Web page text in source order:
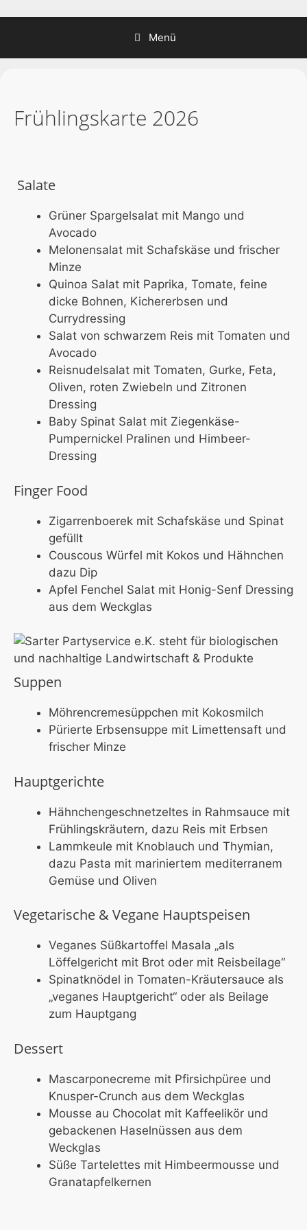
Menü
Frühlingskarte 2026
Salate
Grüner Spargelsalat mit Mango und
Avocado
Melonensalat mit Schafskäse und frischer
Minze
Quinoa Salat mit Paprika, Tomate, feine
dicke Bohnen, Kichererbsen und
Currydressing
Salat von schwarzem Reis mit Tomaten und
Avocado
Reisnudelsalat mit Tomaten, Gurke, Feta,
Oliven, roten Zwiebeln und Zitronen
Dressing
Baby Spinat Salat mit Ziegenkäse-
Pumpernickel Pralinen und Himbeer-
Dressing
Finger Food
Zigarrenboerek mit Schafskäse und Spinat
gefüllt
Couscous Würfel mit Kokos und Hähnchen
dazu Dip
Apfel Fenchel Salat mit Honig-Senf Dressing
aus dem Weckglas
Suppen
Möhrencremesüppchen mit Kokosmilch
Pürierte Erbsensuppe mit Limettensaft und
frischer Minze
Hauptgerichte
Hähnchengeschnetzeltes in Rahmsauce mit
Frühlingskräutern, dazu Reis mit Erbsen
Lammkeule mit Knoblauch und Thymian,
dazu Pasta mit mariniertem mediterranem
Gemüse und Oliven
Vegetarische & Vegane Hauptspeisen
Veganes Süßkartoffel Masala „als
Löffelgericht mit Brot oder mit Reisbeilage“
Spinatknödel in Tomaten-Kräutersauce als
„veganes Hauptgericht“ oder als Beilage
zum Hauptgang
Dessert
Mascarponecreme mit Pfirsichpüree und
Knusper-Crunch aus dem Weckglas
Mousse au Chocolat mit Kaffeelikör und
gebackenen Haselnüssen aus dem
Weckglas
Süße Tartelettes mit Himbeermousse und
Granatapfelkernen